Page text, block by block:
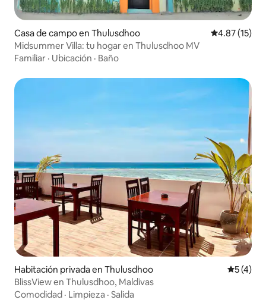
Casa de campo en Thulusdhoo Calificación
4.87 (15)
Midsummer Villa: tu hogar en Thulusdhoo MV
Familiar · Ubicación · Baño
Habitación privada en Thulusdhoo
5 (4)
BlissView en Thulusdhoo, Maldivas
Comodidad · Limpieza · Salida